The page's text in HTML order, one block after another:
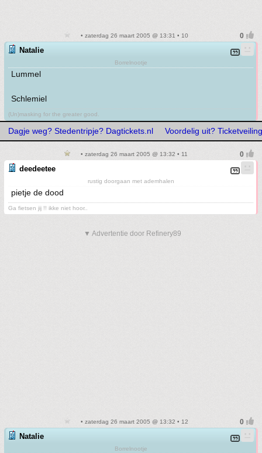
• zaterdag 26 maart 2005 @ 13:31 • 10
Natalie
Borrelnootje
Lummel
Schlemiel
(Un)masking for the greater good.
Dagje weg? Stedentripje? Dagtickets.nl Voordelig uit?
• zaterdag 26 maart 2005 @ 13:32 • 11
deedeetee
rustig doorgaan met ademhalen
pietje de dood
Ga fietsen jij !! ikke niet hoor..
▼ Advertentie door Refinery89
• zaterdag 26 maart 2005 @ 13:32 • 12
Natalie
Borrelnootje